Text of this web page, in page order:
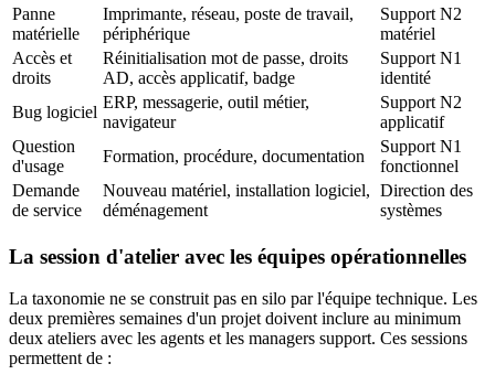
Panne
matérielle
Imprimante, réseau, poste de travail,
périphérique
Support N2
matériel
Accès et
droits
Réinitialisation mot de passe, droits
AD, accès applicatif, badge
Support N1
identité
Bug logiciel
ERP, messagerie, outil métier,
navigateur
Support N2
applicatif
Question
d'usage
Formation, procédure, documentation
Support N1
fonctionnel
Demande
de service
Nouveau matériel, installation logiciel,
déménagement
Direction des
systèmes
La session d'atelier avec les équipes opérationnelles
La taxonomie ne se construit pas en silo par l'équipe technique. Les
deux premières semaines d'un projet doivent inclure au minimum
deux ateliers avec les agents et les managers support. Ces sessions
permettent de :